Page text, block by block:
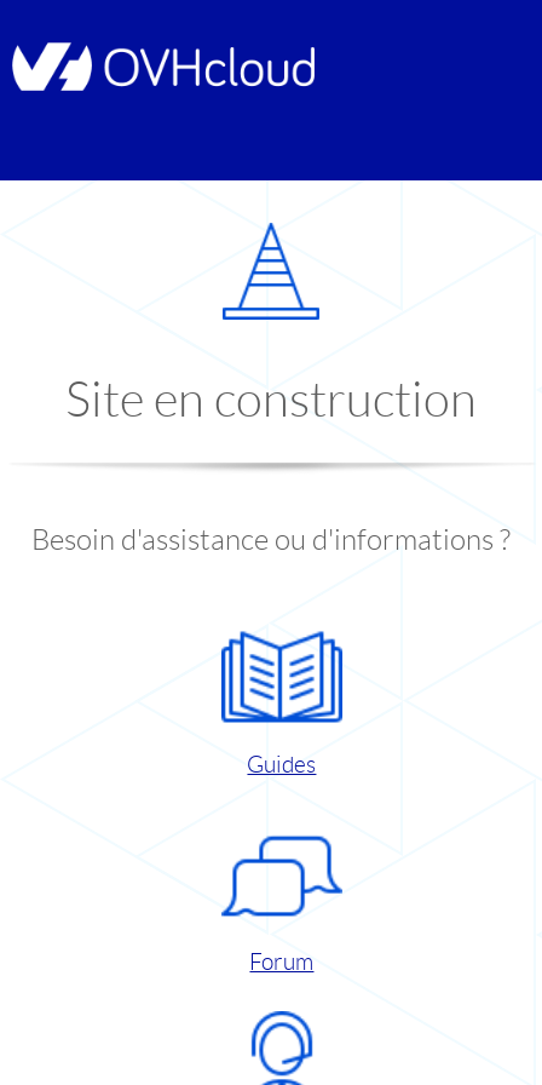
Site en construction
Besoin d'assistance ou d'informations ?
Guides
Forum